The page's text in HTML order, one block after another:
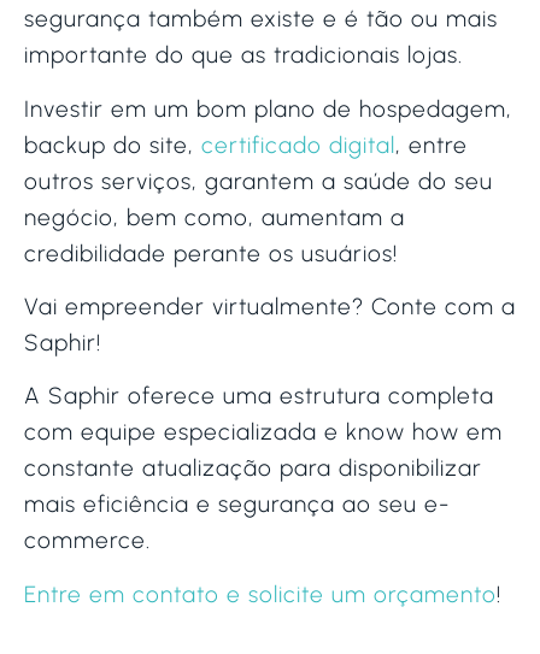
segurança também existe e é tão ou mais
importante do que as tradicionais lojas.
Investir em um bom plano de hospedagem,
backup do site, certificado digital, entre
outros serviços, garantem a saúde do seu
negócio, bem como, aumentam a
credibilidade perante os usuários!
Vai empreender virtualmente? Conte com a
Saphir!
A Saphir oferece uma estrutura completa
com equipe especializada e know how em
constante atualização para disponibilizar
mais eficiência e segurança ao seu e-
commerce.
Entre em contato e solicite um orçamento!